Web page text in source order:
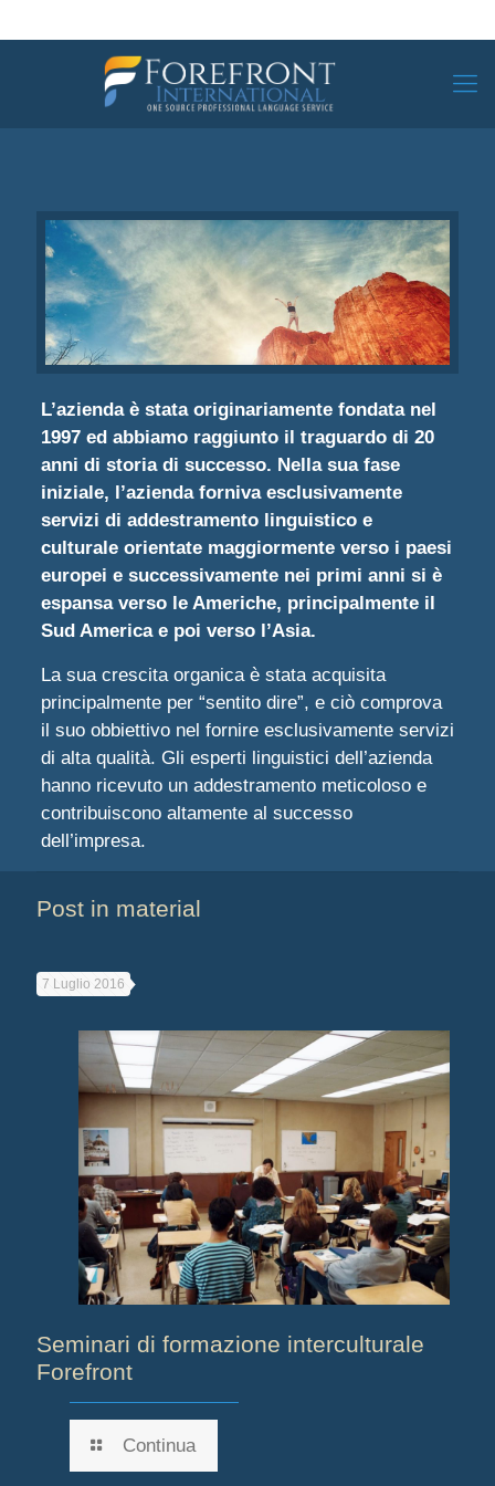
L’azienda è stata originariamente fondata nel
1997 ed abbiamo raggiunto il traguardo di 20
anni di storia di successo. Nella sua fase
iniziale, l’azienda forniva esclusivamente
servizi di addestramento linguistico e
culturale orientate maggiormente verso i paesi
europei e successivamente nei primi anni si è
espansa verso le Americhe, principalmente il
Sud America e poi verso l’Asia.
La sua crescita organica è stata acquisita
principalmente per “sentito dire”, e ciò comprova
il suo obbiettivo nel fornire esclusivamente servizi
di alta qualità. Gli esperti linguistici dell’azienda
hanno ricevuto un addestramento meticoloso e
contribuiscono altamente al successo
dell’impresa.
Post in material
7 Luglio 2016
Seminari di formazione interculturale
Forefront
Continua